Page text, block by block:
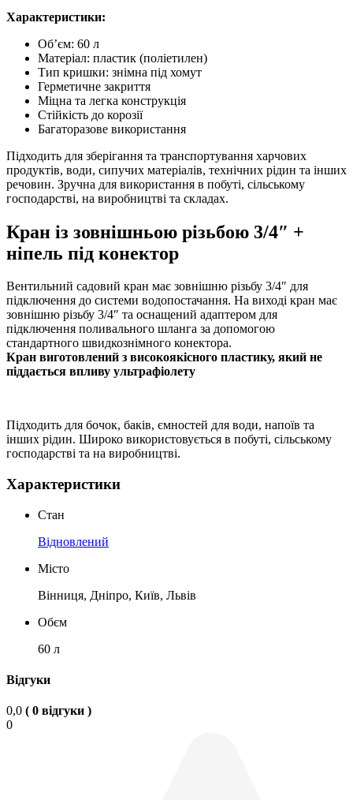
Характеристики:
Об’єм: 60 л
Матеріал: пластик (поліетилен)
Тип кришки: знімна під хомут
Герметичне закриття
Міцна та легка конструкція
Стійкість до корозії
Багаторазове використання
Підходить для зберігання та транспортування харчових
продуктів, води, сипучих матеріалів, технічних рідин та інших
речовин. Зручна для використання в побуті, сільському
господарстві, на виробництві та складах.
Кран із зовнішньою різьбою 3/4″ +
ніпель під конектор
Вентильний садовий кран має зовнішню різьбу 3/4″ для
підключення до системи водопостачання. На виході кран має
зовнішню різьбу 3/4″ та оснащений адаптером для
підключення поливального шланга за допомогою
стандартного швидкознімного конектора.
Кран виготовлений з високоякісного пластику, який не
піддається впливу ультрафіолету
Підходить для бочок, баків, ємностей для води, напоїв та
інших рідин. Широко використовується в побуті, сільському
господарстві та на виробництві.
Характеристики
Стан
Відновлений
Місто
Вінниця, Дніпро, Київ, Львів
Обєм
60 л
Відгуки
0,0 ( 0 відгуки )
0